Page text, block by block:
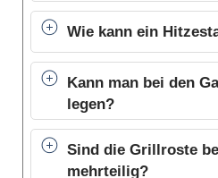
Wie kann ein
Kann man bei den
legen?
Sind die Grillroste
mehrteilig?